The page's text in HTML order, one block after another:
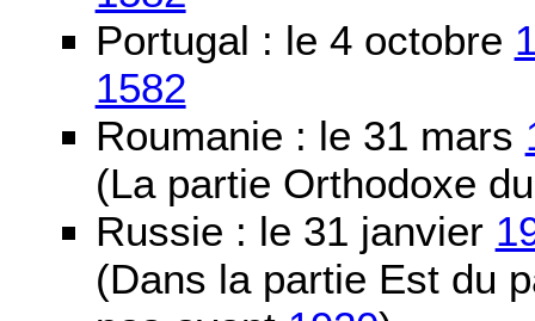
Portugal : le 4 octobre
1582
Roumanie : le 31 mars
(La partie Orthodoxe
Russie : le 31 janvier
(Dans la partie Est du